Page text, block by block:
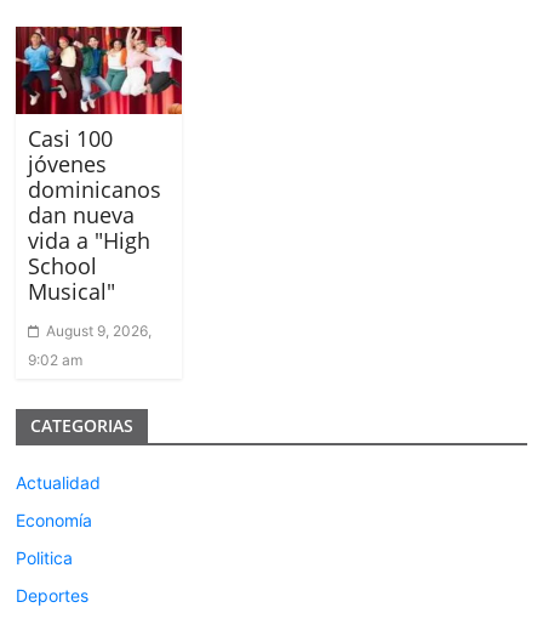
Casi 100
jóvenes
dominicanos
dan nueva
vida a "High
School
Musical"
August 9, 2026,
9:02 am
CATEGORIAS
Actualidad
Economía
Politica
Deportes